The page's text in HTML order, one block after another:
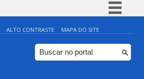
Simplifique!
Comunica BR
Participe
ALTO CONTRASTE MAPA DO SITE